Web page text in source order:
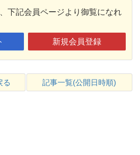
下記会員ページより御覧になれ
新規会員登録
る 記事一覧(公開日時順)